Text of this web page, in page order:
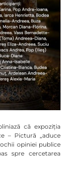
că expoziția
– Pictură „aduce
opiniei publice
spre cercetarea